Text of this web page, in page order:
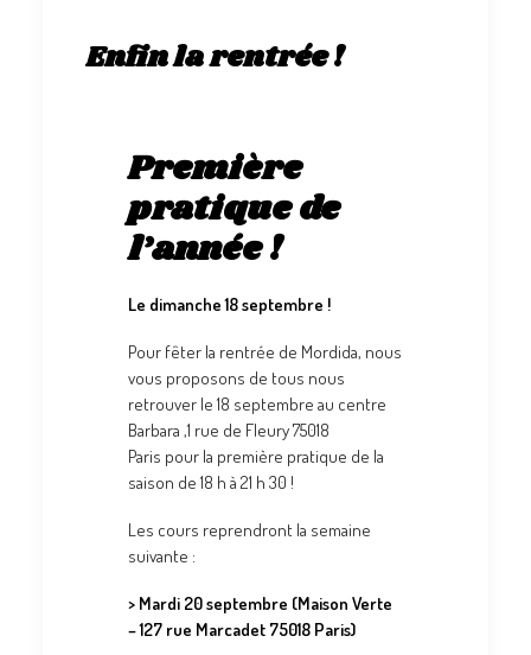
Enfin la rentrée !
Première
pratique de
l’année !
Le dimanche 18 septembre !
Pour fêter la rentrée de Mordida, nous
vous proposons de tous nous
retrouver le 18 septembre au centre
Barbara ,1 rue de Fleury 75018
Paris pour la première pratique de la
saison de 18 h à 21 h 30 !
Les cours reprendront la semaine
suivante :
> Mardi 20 septembre (Maison Verte
– 127 rue Marcadet 75018 Paris)